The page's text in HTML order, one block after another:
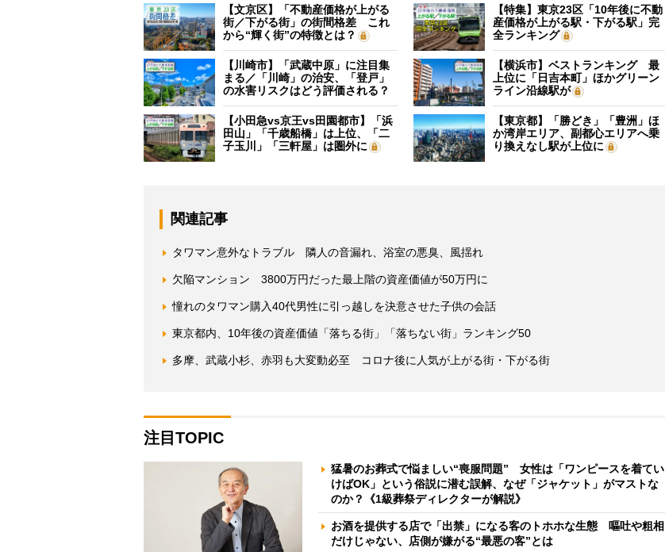
【文京区】「不動産価格が上がる
街／下がる街」の街間格差 これ
から“輝く街”の特徴とは？
【特集】東京23区「10年後に不動
産価格が上がる駅・下がる駅」完
全ランキング
【川崎市】「武蔵中原」に注目集
まる／「川崎」の治安、「登戸」
の水害リスクはどう評価される？
【横浜市】ベストランキング 最
上位に「日吉本町」ほかグリーン
ライン沿線駅が
【小田急vs京王vs田園都市】「浜
田山」「千歳船橋」は上位、「二
子玉川」「三軒屋」は圏外に
【東京都】「勝どき」「豊洲」ほ
か湾岸エリア、副都心エリアへ乗
り換えなし駅が上位に
関連記事
タワマン意外なトラブル 隣人の音漏れ、浴室の悪臭、風揺れ
欠陥マンション 3800万円だった最上階の資産価値が50万円に
憧れのタワマン購入40代男性に引っ越しを決意させた子供の会話
東京都内、10年後の資産価値「落ちる街」「落ちない街」ランキング50
多摩、武蔵小杉、赤羽も大変動必至 コロナ後に人気が上がる街・下がる街
注目TOPIC
猛暑のお葬式で悩ましい“喪服問題” 女性は「ワンピースを着てい
けばOK」という俗説に潜む誤解、なぜ「ジャケット」がマストな
のか？《1級葬祭ディレクターが解説》
お酒を提供する店で「出禁」になる客のトホホな生態 嘔吐や粗相
だけじゃない、店側が嫌がる“最悪の客”とは